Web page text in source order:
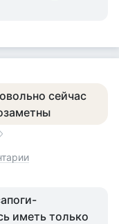
сейчас
иметь только